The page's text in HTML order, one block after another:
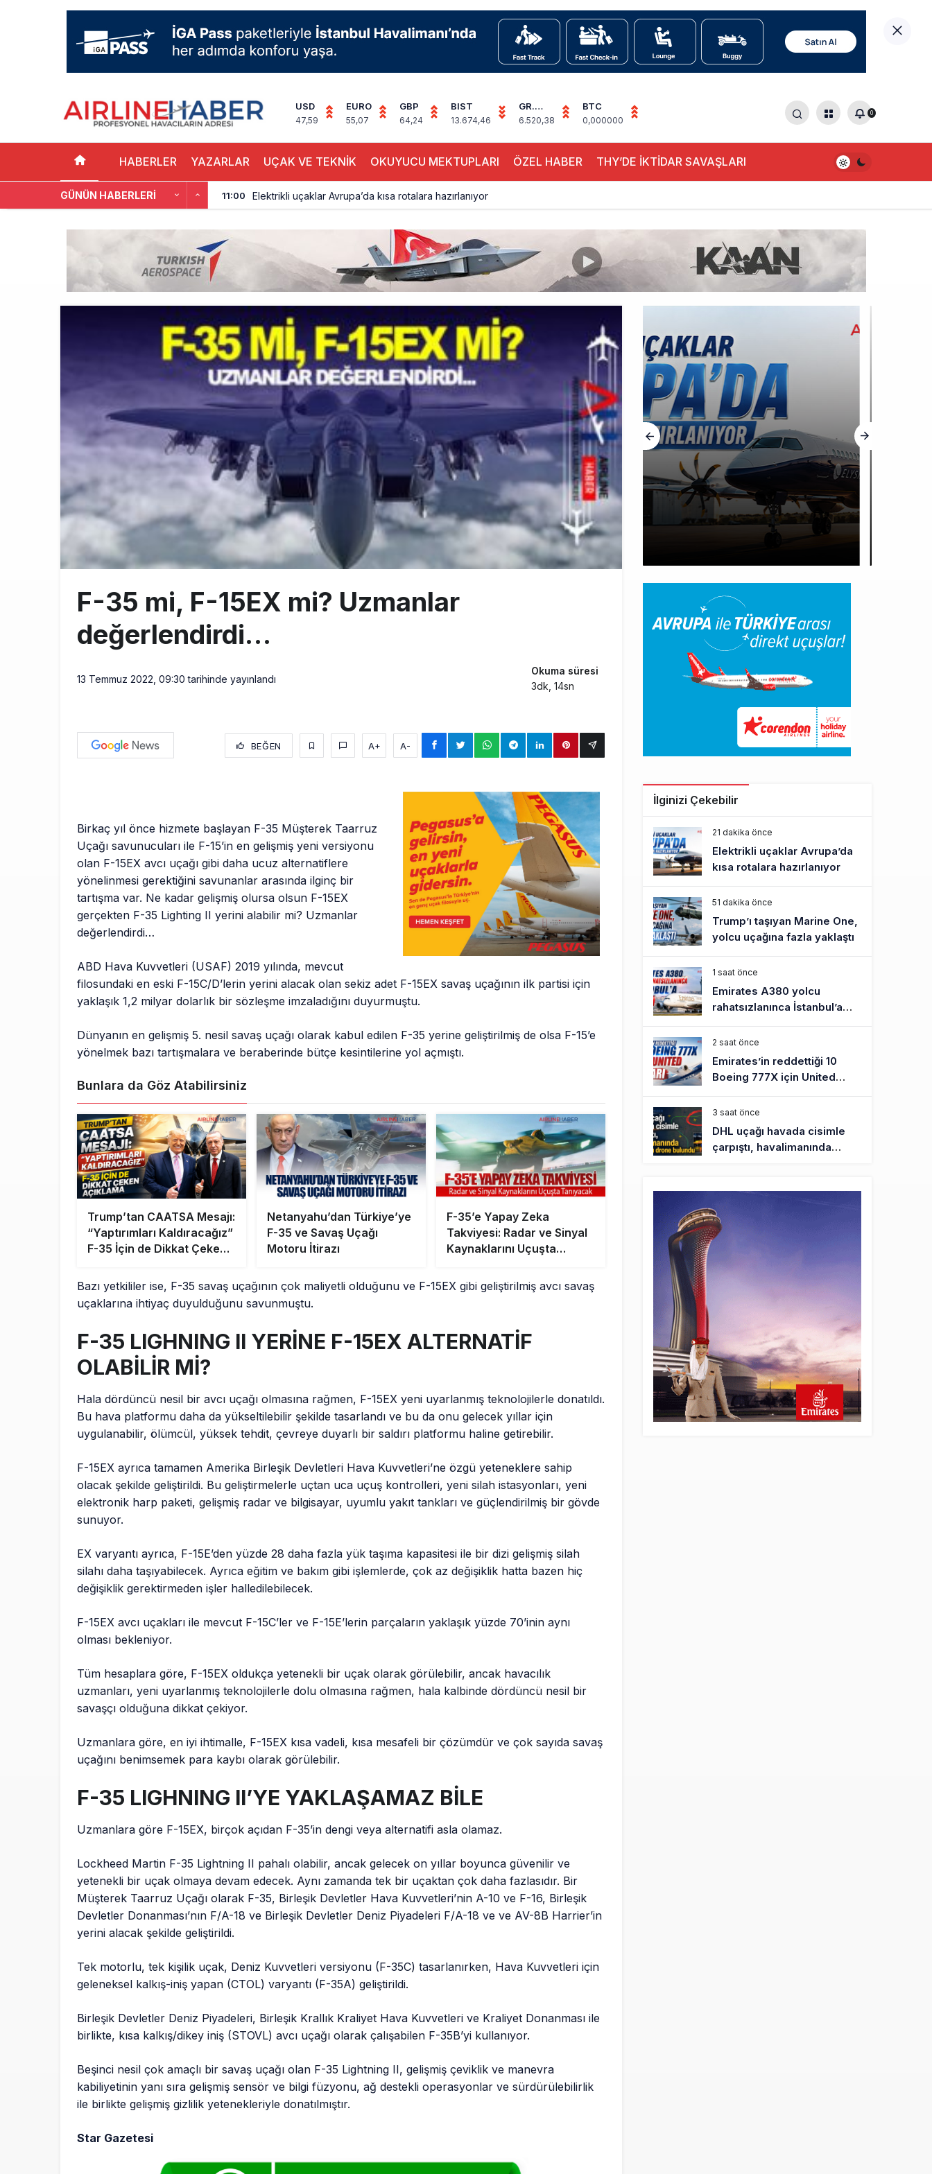
USD
47,59
EURO
55,07
GBP
64,24
BIST
13.674,46
GR.
ALTIN
6.520,38
BTC
0,000000
0
HABERLER YAZARLAR UÇAK VE TEKNİK OKUYUCU MEKTUPLARI ÖZEL HABER THY’DE İKTİDAR SAVAŞLARI
GÜNÜN HABERLERI 11:00 Elektrikli uçaklar Avrupa’da kısa rotalara hazırlanıyor
Emirates A380 yolcu rahatsızlanınca İstanbul’a indi
Emirates’in reddettiği 10 Boeing 777X için United kararı
8:37 DHL uçağı havada cisimle çarpıştı, havalimanında patlayıcı drone bulundu
8:11 SpaceX Falcon 9’un ikinci kademesi Ay’a çarptı
7:50 Üniformasız Disiplin: Kabin Ekipleri Nasıl Yolcu Olur?
16:20 ISG’nin terminal memurlarından can kurtaran hamle
F-35 mi, F-15EX mi? Uzmanlar
değerlendirdi…
13 Temmuz 2022, 09:30 tarihinde yayınlandı
Okuma süresi
3dk, 14sn
BEĞEN A+ A-
Birkaç yıl önce hizmete başlayan F-35 Müşterek Taarruz
Uçağı savunucuları ile F-15’in en gelişmiş yeni versiyonu
olan F-15EX avcı uçağı gibi daha ucuz alternatiflere
yönelinmesi gerektiğini savunanlar arasında ilginç bir
tartışma var. Ne kadar gelişmiş olursa olsun F-15EX
gerçekten F-35 Lighting II yerini alabilir mi? Uzmanlar
değerlendirdi…
ABD Hava Kuvvetleri (USAF) 2019 yılında, mevcut
filosundaki en eski F-15C/D’lerin yerini alacak olan sekiz adet F-15EX savaş uçağının ilk partisi için
yaklaşık 1,2 milyar dolarlık bir sözleşme imzaladığını duyurmuştu.
Dünyanın en gelişmiş 5. nesil savaş uçağı olarak kabul edilen F-35 yerine geliştirilmiş de olsa F-15’e
yönelmek bazı tartışmalara ve beraberinde bütçe kesintilerine yol açmıştı.
Bunlara da Göz Atabilirsiniz
Trump’tan CAATSA Mesajı:
“Yaptırımları Kaldıracağız”
F-35 İçin de Dikkat Çeken
Netanyahu’dan Türkiye’ye
F-35 ve Savaş Uçağı
Motoru İtirazı
F-35’e Yapay Zeka
Takviyesi: Radar ve Sinyal
Kaynaklarını Uçuşta
Bazı yetkililer ise, F-35 savaş uçağının çok maliyetli olduğunu ve F-15EX gibi geliştirilmiş avcı savaş
uçaklarına ihtiyaç duyulduğunu savunmuştu.
F-35 LIGHNING II YERİNE F-15EX ALTERNATİF
OLABİLİR Mİ?
Hala dördüncü nesil bir avcı uçağı olmasına rağmen, F-15EX yeni uyarlanmış teknolojilerle donatıldı.
Bu hava platformu daha da yükseltilebilir şekilde tasarlandı ve bu da onu gelecek yıllar için
uygulanabilir, ölümcül, yüksek tehdit, çevreye duyarlı bir saldırı platformu haline getirebilir.
F-15EX ayrıca tamamen Amerika Birleşik Devletleri Hava Kuvvetleri’ne özgü yeteneklere sahip
olacak şekilde geliştirildi. Bu geliştirmelerle uçtan uca uçuş kontrolleri, yeni silah istasyonları, yeni
elektronik harp paketi, gelişmiş radar ve bilgisayar, uyumlu yakıt tankları ve güçlendirilmiş bir gövde
sunuyor.
EX varyantı ayrıca, F-15E’den yüzde 28 daha fazla yük taşıma kapasitesi ile bir dizi gelişmiş silah
silahı daha taşıyabilecek. Ayrıca eğitim ve bakım gibi işlemlerde, çok az değişiklik hatta bazen hiç
değişiklik gerektirmeden işler halledilebilecek.
F-15EX avcı uçakları ile mevcut F-15C’ler ve F-15E’lerin parçaların yaklaşık yüzde 70’inin aynı
olması bekleniyor.
Tüm hesaplara göre, F-15EX oldukça yetenekli bir uçak olarak görülebilir, ancak havacılık
uzmanları, yeni uyarlanmış teknolojilerle dolu olmasına rağmen, hala kalbinde dördüncü nesil bir
savaşçı olduğuna dikkat çekiyor.
Uzmanlara göre, en iyi ihtimalle, F-15EX kısa vadeli, kısa mesafeli bir çözümdür ve çok sayıda savaş
uçağını benimsemek para kaybı olarak görülebilir.
F-35 LIGHNING II’YE YAKLAŞAMAZ BİLE
Uzmanlara göre F-15EX, birçok açıdan F-35’in dengi veya alternatifi asla olamaz.
Lockheed Martin F-35 Lightning II pahalı olabilir, ancak gelecek on yıllar boyunca güvenilir ve
yetenekli bir uçak olmaya devam edecek. Aynı zamanda tek bir uçaktan çok daha fazlasıdır. Bir
Müşterek Taarruz Uçağı olarak F-35, Birleşik Devletler Hava Kuvvetleri’nin A-10 ve F-16, Birleşik
Devletler Donanması’nın F/A-18 ve Birleşik Devletler Deniz Piyadeleri F/A-18 ve ve AV-8B Harrier’in
yerini alacak şekilde geliştirildi.
Tek motorlu, tek kişilik uçak, Deniz Kuvvetleri versiyonu (F-35C) tasarlanırken, Hava Kuvvetleri için
geleneksel kalkış-iniş yapan (CTOL) varyantı (F-35A) geliştirildi.
Birleşik Devletler Deniz Piyadeleri, Birleşik Krallık Kraliyet Hava Kuvvetleri ve Kraliyet Donanması ile
birlikte, kısa kalkış/dikey iniş (STOVL) avcı uçağı olarak çalışabilen F-35B’yi kullanıyor.
Beşinci nesil çok amaçlı bir savaş uçağı olan F-35 Lightning II, gelişmiş çeviklik ve manevra
kabiliyetinin yanı sıra gelişmiş sensör ve bilgi füzyonu, ağ destekli operasyonlar ve sürdürülebilirlik
ile birlikte gelişmiş gizlilik yetenekleriyle donatılmıştır.
Star Gazetesi
HABERLER
Trump’ı taşıyan Marine
One, yolcu uçağına fazla
İlginizi Çekebilir
21 dakika önce
Elektrikli uçaklar Avrupa’da
kısa rotalara hazırlanıyor
51 dakika önce
Trump’ı taşıyan Marine One,
yolcu uçağına fazla yaklaştı
1 saat önce
Emirates A380 yolcu
rahatsızlanınca İstanbul’a
indi
2 saat önce
Emirates’in reddettiği 10
Boeing 777X için United
kararı
3 saat önce
DHL uçağı havada cisimle
çarpıştı, havalimanında
SpaceX Falcon 9’un ikinci
kademesi Ay’a çarptı
4 saat önce
Üniformasız Disiplin: Kabin
Ekipleri Nasıl Yolcu Olur?
ISG’nin terminal
memurlarından can kurtaran
hamle
24 saat önce
AJet’ten Yurt İçi Biletlerde